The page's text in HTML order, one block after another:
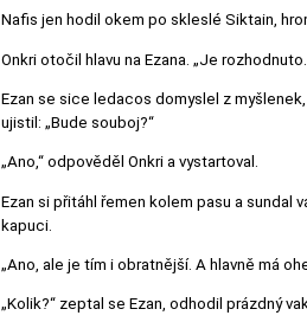
Nafis jen hodil okem po skleslé Siktain,
Onkri otočil hlavu na Ezana. „Je
Ezan se sice ledacos domyslel z
ujistil: „Bude souboj?“
„Ano,“ odpověděl Onkri a vystartoval.
Ezan si přitáhl řemen kolem pasu a sundal
kapuci.
„Ano, ale je tím i obratnější. A hlavně má
„Kolik?“ zeptal se Ezan, odhodil prázdný